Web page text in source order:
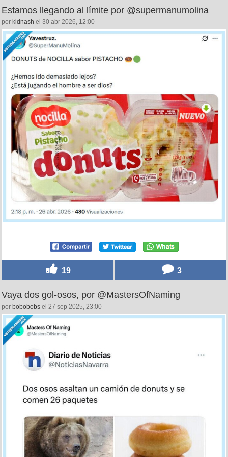
Estamos llegando al límite por @supermanumolina
por kidnash el 30 abr 2026, 12:00
19 3
Vaya dos gol-osos, por @MastersOfNaming
por bobobobs el 27 sep 2025, 23:00